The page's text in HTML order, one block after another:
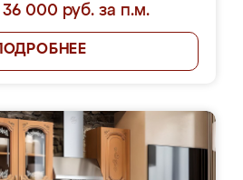
000 руб. за п.м.